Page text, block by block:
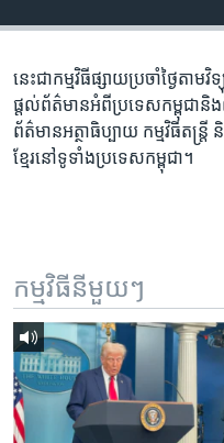
ស្វែង​
ភាសា
នេះ​ជា​កម្ម​វិធី​ផ្សាយ​ប្រចាំ​ថ្ងៃ​តា
ផ្តល់​ព័ត៌មាន​អំពី​ប្រទេស​កម្ពុជា​
ព័ត៌មាន​អត្ថាធិប្បាយ​ កម្ម​វិធី​តន្
ខ្មែរ​នៅ​ទូទាំង​ប្រទេស​កម្ពុជា។
កម្មវិធី​នីមួយៗ